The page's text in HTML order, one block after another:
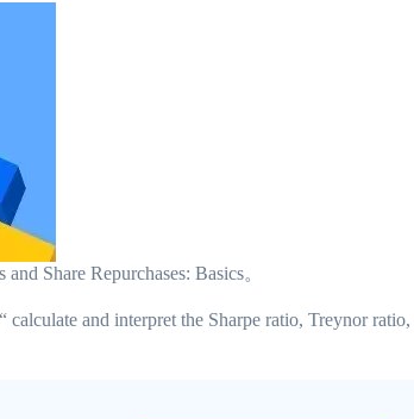
Share Repurchases: Basics。
and interpret the Sharpe ratio, Treynor ratio,